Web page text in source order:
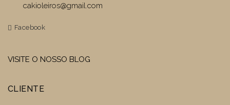
cakioleiros@gmail.com
Facebook
VISITE O NOSSO BLOG
CLIENTE